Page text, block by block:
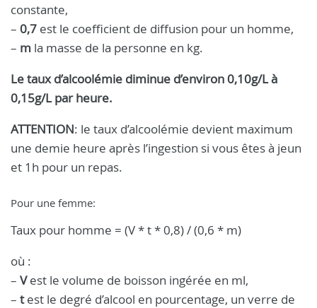
constante,
– 0,7 est le coefficient de diffusion pour un homme,
– m la masse de la personne en kg.
Le taux d’alcoolémie diminue d’environ 0,10g/L à
0,15g/L par heure.
ATTENTION: le taux d’alcoolémie devient maximum
une demie heure après l’ingestion si vous êtes à jeun
et 1h pour un repas.
Pour une femme:
Taux pour homme = (V * t * 0,8) / (0,6 * m)
où :
– Vest le volume de boisson ingérée en ml,
– test le degré d’alcool en pourcentage, un verre de